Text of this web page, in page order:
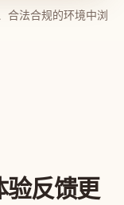
合法合规的环境中浏
验反馈更